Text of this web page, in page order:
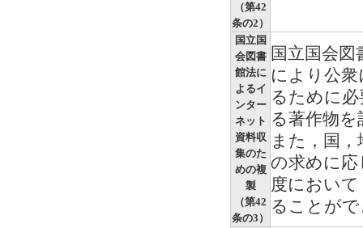
（第42
条の2）
国立国
会図書
館法に
よるイ
ンター
ネット
資料収
集のた
めの複
製
（第42
条の3）
国立国会
により公
るために
る著作物
また，国
の求めに
度におい
ることが